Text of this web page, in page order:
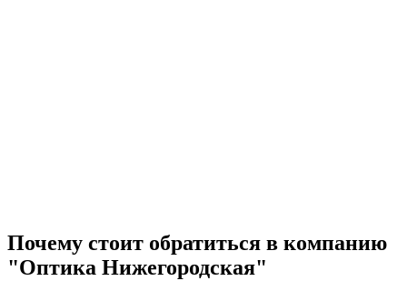
Почему стоит обратиться в компанию
"Оптика Нижегородская"